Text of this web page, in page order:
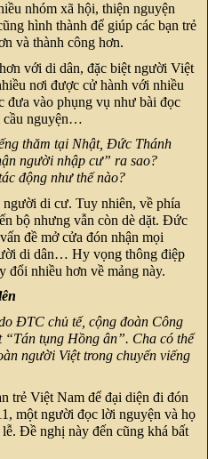
nhóm xã hội, thiện nguyện
hình thành để giúp các bạn trẻ
và thành công hơn.
với di dân, đặc biệt người Việt
nơi được cử hành với nhiều
đưa vào phụng vụ như bài đọc
cầu nguyện…
thăm tại Nhật, Đức Thánh
người nhập cư” ra sao?
động như thế nào?
di cư. Tuy nhiên, về phía
bộ nhưng vẫn còn dè dặt. Đức
đề mở cửa đón nhận mọi
di dân… Hy vọng thông điệp
đổi nhiều hơn về mảng này.
ĐTC chủ tế, cộng đoàn Công
tụng Hồng ân”. Cha có thể
người Việt trong chuyến viếng
trẻ Việt Nam để đại diện đi đón
một người đọc lời nguyện và họ
Đề nghị này đến cũng khá bất